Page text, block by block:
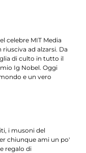
celebre MIT Media
ad alzarsi. Da
di culto in tutto il
Ig Nobel. Oggi
e un vero
i musoni del
chiunque ami un po'
regalo di